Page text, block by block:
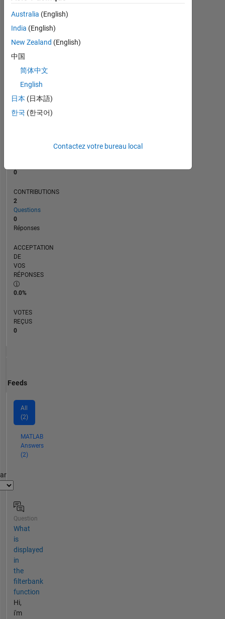
0
RANG
296
0
CONTRIBUTIONS
2
Questions
0
Réponses
ACCEPTATION
DE
VOS
RÉPONSES
0.0%
VOTES
REÇUS
0
Feeds
All
(2)
MATLAB
Answers
(2)
Question
What
is
displayed
in
the
filterbank
function
Hi,
i'm
Australia (English)
India (English)
New Zealand (English)
中国
简体中文
English
日本 (日本語)
한국 (한국어)
Contactez votre bureau local